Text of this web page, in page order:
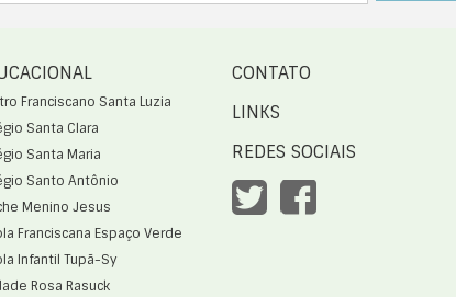
Franciscano Santa Luzia
Santa Clara
Santa Maria
Santo Antônio
Menino Jesus
Franciscana Espaço Verde
Infantil Tupã-Sy
Rosa Rasuck
CONTATO
LINKS
REDES SOCIAIS